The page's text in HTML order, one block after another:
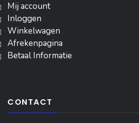
Mij account
Inloggen
‎Winkelwagen
Afrekenpagina
Betaal Informatie
CONTACT